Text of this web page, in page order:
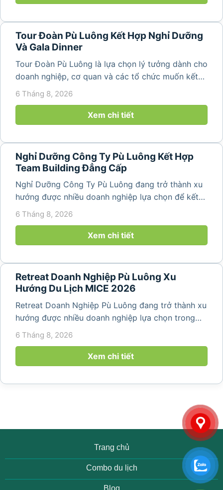
Tour Đoàn Pù Luông Kết Hợp Nghỉ Dưỡng
Và Gala Dinner
Tour Đoàn Pù Luông là lựa chọn lý tưởng dành cho
doanh nghiệp, cơ quan và các tổ chức muốn kết
hợp nghỉ dưỡng, tham quan và tổ chức các hoạt
động gắn kết tập thể. Với cảnh quan thiên nhiên
nguyên sơ, không khí...
6 Tháng 8, 2026
Xem chi tiết
Nghỉ Dưỡng Công Ty Pù Luông Kết Hợp
Team Building Đẳng Cấp
Nghỉ Dưỡng Công Ty Pù Luông đang trở thành xu
hướng được nhiều doanh nghiệp lựa chọn để kết
hợp giữa nghỉ ngơi, tái tạo năng lượng và xây
lịch đơn thuần, nhiều công ty...
6 Tháng 8, 2026
Xem chi tiết
Retreat Doanh Nghiệp Pù Luông Xu
Hướng Du Lịch MICE 2026
Retreat Doanh Nghiệp Pù Luông đang trở thành xu
hướng được nhiều doanh nghiệp lựa chọn trong
năm 2026 khi nhu cầu kết hợp nghỉ dưỡng, hội
họp và gắn kết đội ngũ ngày càng tăng. Không chỉ
mang đến khoảng thời gian thư giãn...
6 Tháng 8, 2026
Xem chi tiết
Trang chủ
Combo du lịch
Blog